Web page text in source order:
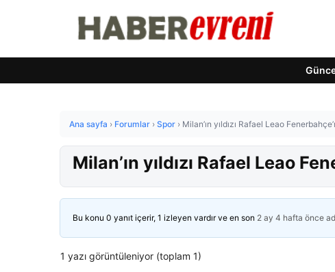
Ana sayfa › Forumlar › Spor › Milan’ın yıldızı Rafael Leao
Milan’ın yıldızı Rafael Leao
Bu konu 0 yanıt içerir, 1 izleyen vardır ve en son 2 ay 4 hafta önce
1 yazı görüntüleniyor (toplam 1)